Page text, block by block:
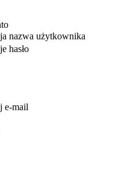
nazwa użytkownika
hasło
e-mail